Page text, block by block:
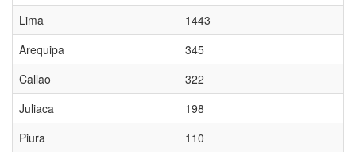
Lima
1443
Arequipa
345
Callao
322
Juliaca
198
Piura
110